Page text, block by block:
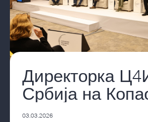
Директорка
Србија на
бизнис форуму
03.03.2026